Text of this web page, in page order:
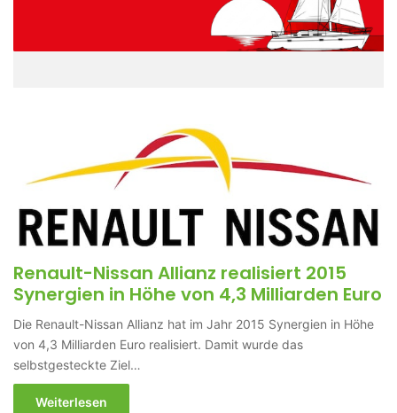
Renault-Nissan Allianz realisiert 2015
Synergien in Höhe von 4,3 Milliarden Euro
Die Renault-Nissan Allianz hat im Jahr 2015 Synergien in Höhe
von 4,3 Milliarden Euro realisiert. Damit wurde das
selbstgesteckte Ziel…
Weiterlesen